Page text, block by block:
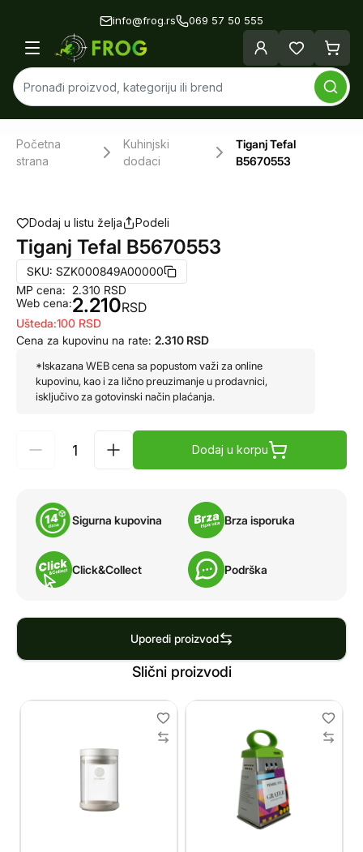
info@frog.rs 069 57 50 555
Početna
strana
Kuhinjski
dodaci
Tiganj Tefal
B5670553
Dodaj u listu želja Podeli
Tiganj Tefal B5670553
SKU: SZK000849A00000
MP cena:
Web cena:
2.310 RSD
2.210RSD
Ušteda:100 RSD
Cena za kupovinu na rate: 2.310 RSD
*Iskazana WEB cena sa popustom važi za online
kupovinu, kao i za lično preuzimanje u prodavnici,
isključivo za gotovinski način plaćanja.
Dodaj u korpu
Sigurna kupovina Brza isporuka
Click&Collect Podrška
Uporedi proizvod
Slični proizvodi